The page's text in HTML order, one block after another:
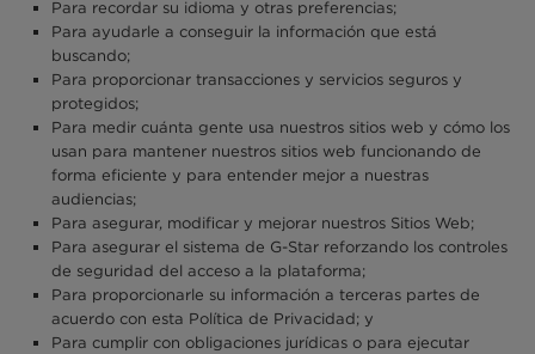
Para recordar su idioma y otras preferencias;
Para ayudarle a conseguir la información que está
buscando;
Para proporcionar transacciones y servicios seguros y
protegidos;
Para medir cuánta gente usa nuestros sitios web y cómo los
usan para mantener nuestros sitios web funcionando de
forma eficiente y para entender mejor a nuestras
audiencias;
Para asegurar, modificar y mejorar nuestros Sitios Web;
Para asegurar el sistema de G-Star reforzando los controles
de seguridad del acceso a la plataforma;
Para proporcionarle su información a terceras partes de
acuerdo con esta Política de Privacidad; y
Para cumplir con obligaciones jurídicas o para ejecutar